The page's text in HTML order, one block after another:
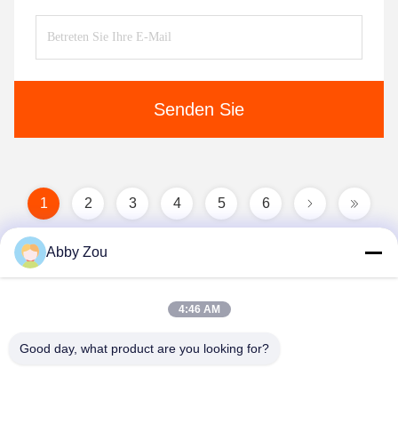
Senden Sie
1 2 3 4 5 6
Abby Zou
4:46 AM
Good day, what product are you looking for?